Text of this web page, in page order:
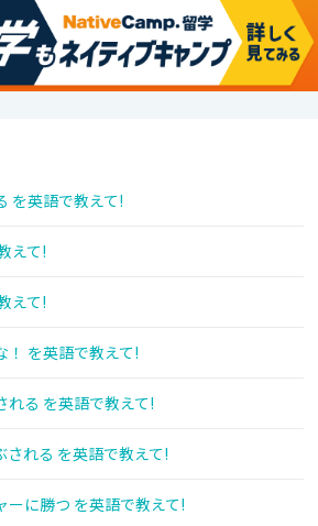
を英語で教えて!
えて!
えて!
！ を英語で教えて!
れる を英語で教えて!
れる を英語で教えて!
に勝つ を英語で教えて!